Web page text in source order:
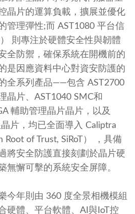
晶片的運算負載，擴展並優化
管理彈性;而 AST1080 平台信
則專注於硬體安全性與韌體
全防禦，確保系統在開機前的
是因應資料中心對資安防護的
全系列產品——包含 AST2700
晶片、AST1040 SMC和
輔助管理晶片晶片，以及
片，均已全面導入 Caliptra
Root of Trust, SiRoT） ，具備
將安全防護直接刻劃於晶片硬
無懈可擊的系統安全屏障。
今年則由 360 度全景相機模組
硬體、平台軟體、AI與IoT控